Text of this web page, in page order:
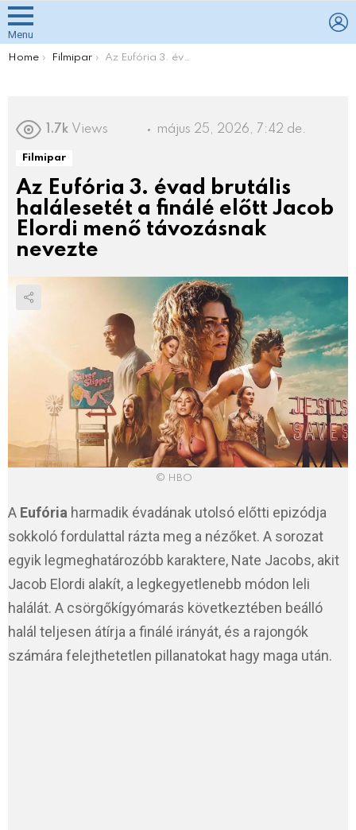
Menu
You are here:
Home Filmipar Az Eufória 3. évad brutális halálesetét a finálé előtt Jacob Elordi menő távozásnak nevezte
1.7k Views május 25, 2026, 7:42 de.
Filmipar
Az Eufória 3. évad brutális
halálesetét a finálé előtt Jacob
Elordi menő távozásnak
nevezte
© HBO
A Eufória harmadik évadának utolsó előtti epizódja
sokkoló fordulattal rázta meg a nézőket. A sorozat
egyik legmeghatározóbb karaktere, Nate Jacobs, akit
Jacob Elordi alakít, a legkegyetlenebb módon leli
halálát. A csörgőkígyómarás következtében beálló
halál teljesen átírja a finálé irányát, és a rajongók
számára felejthetetlen pillanatokat hagy maga után.